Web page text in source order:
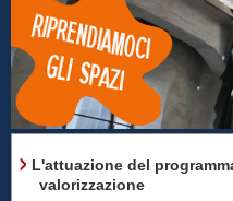
L'attuazione del
valorizzazione